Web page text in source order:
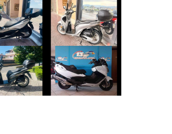
FORZA-
350
€
HONDA SH
€ 2.490 €
SH
€
SUZUKI
BURGMAN-650
€ 5.890 €